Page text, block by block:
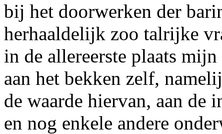
bij het doorwerken der
herhaaldelijk zoo talrijke
in de allereerste plaats
aan het bekken zelf,
de waarde hiervan, aan de
en nog enkele andere